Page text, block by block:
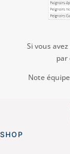
Si vous
Note
SHOP